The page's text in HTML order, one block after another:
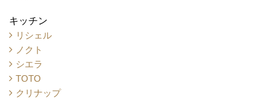
キッチン
リシェル
ノクト
シエラ
TOTO
クリナップ